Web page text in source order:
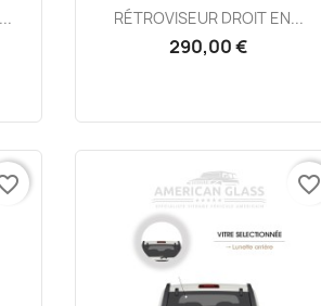
Aperçu rapide
RÉTROVISEUR DROIT EN...
290,00 €
favorite_border